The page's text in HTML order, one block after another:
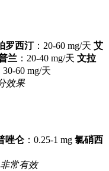
罗西汀：20-60 mg/天 艾
兰 ：20-40 mg/天 文拉
30-60 mg/天
效果
唑仑：0.25-1 mg 氯硝西
非常有效